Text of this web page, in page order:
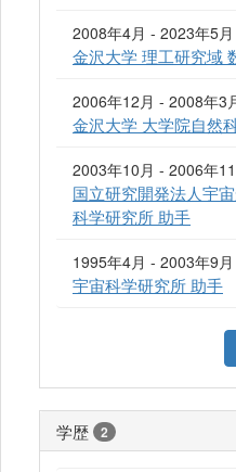
2008年4月 - 2023年5月
金沢大学 理工研究域
2006年12月 - 2008年3
金沢大学 大学院自然
2003年10月 - 2006年
国立研究開発法人宇
科学研究所 助手
1995年4月 - 2003年9月
宇宙科学研究所 助手
学歴 2